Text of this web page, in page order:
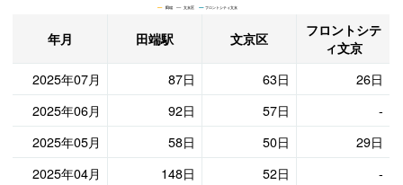
田端 文京区 フロントシティ文京
年月 田端駅 文京区
フロントシテ
ィ文京
2025年07月
87日 63日
26日
2025年06月
92日 57日
-
2025年05月
58日 50日
29日
2025年04月
148日 52日
-